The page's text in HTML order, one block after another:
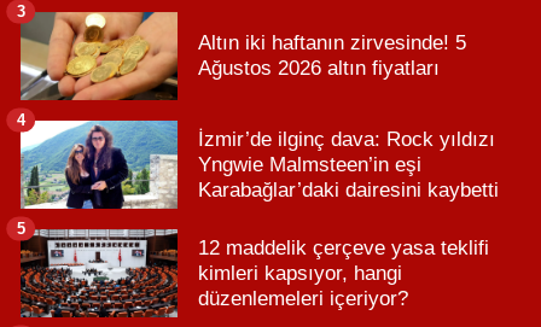
Altın iki haftanın zirvesinde! 5
Ağustos 2026 altın fiyatları
3
İzmir’de ilginç dava: Rock yıldızı
Yngwie Malmsteen’in eşi
Karabağlar’daki dairesini kaybetti
4
12 maddelik çerçeve yasa teklifi
kimleri kapsıyor, hangi
düzenlemeleri içeriyor?
5